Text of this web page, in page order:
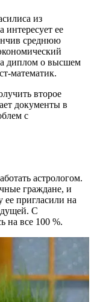
из
ее
среднюю
диплом о высшем
математик.
второе
документы в
с
астрологом.
граждане, и
ее пригласили на
С
на все 100 %.